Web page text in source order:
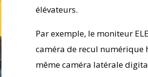
élévateurs.
Par exemple, le moniteur
caméra de recul numérique
même caméra latérale